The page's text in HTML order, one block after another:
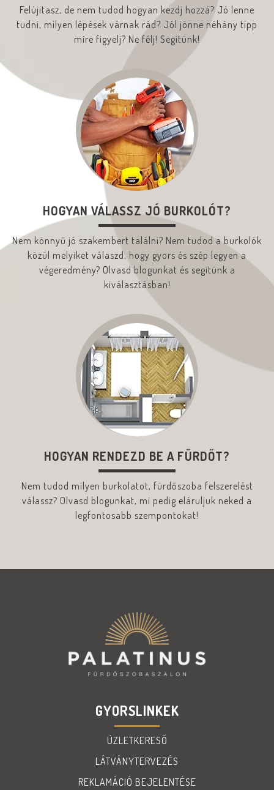
Felújítasz, de nem tudod hogyan kezdj hozzá? Jó lenne
tudni, milyen lépések várnak rád? Jól jönne néhány tipp
mire figyelj? Ne félj! Segítünk!
HOGYAN VÁLASSZ JÓ BURKOLÓT?
Nem könnyű jó szakembert találni? Nem tudod a burkolók
közül melyiket válaszd, hogy gyors és szép legyen a
végeredmény? Olvasd blogunkat és segítünk a
kiválasztásban!
HOGYAN RENDEZD BE A FÜRDŐT?
Nem tudod milyen burkolatot, fürdőszoba felszerelést
válassz? Olvasd blogunkat, mi pedig eláruljuk neked a
legfontosabb szempontokat!
GYORSLINKEK
ÜZLETKERESŐ
LÁTVÁNYTERVEZÉS
REKLAMÁCIÓ BEJELENTÉSE